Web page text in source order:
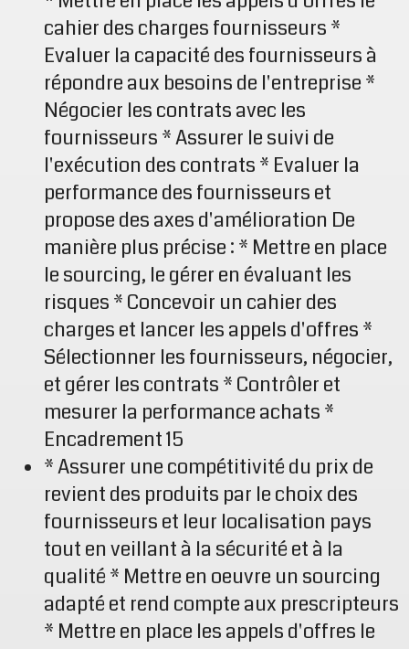
cahier des charges fournisseurs *
Evaluer la capacité des fournisseurs à
répondre aux besoins de l'entreprise *
Négocier les contrats avec les
fournisseurs * Assurer le suivi de
l'exécution des contrats * Evaluer la
performance des fournisseurs et
propose des axes d'amélioration De
manière plus précise : * Mettre en place
le sourcing, le gérer en évaluant les
risques * Concevoir un cahier des
charges et lancer les appels d'offres *
Sélectionner les fournisseurs, négocier,
et gérer les contrats * Contrôler et
mesurer la performance achats *
Encadrement 15
* Assurer une compétitivité du prix de
revient des produits par le choix des
fournisseurs et leur localisation pays
tout en veillant à la sécurité et à la
qualité * Mettre en oeuvre un sourcing
adapté et rend compte aux prescripteurs
* Mettre en place les appels d'offres le